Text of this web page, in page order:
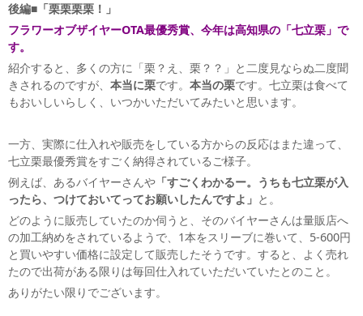
後編■「栗栗栗栗！」
フラワーオブザイヤーOTA最優秀賞、今年は高知県の「七立栗」で
す。
紹介すると、多くの方に「栗？え、栗？？」と二度見ならぬ二度聞
きされるのですが、 本当に栗です。 本当の栗です。七立栗は食べて
もおいしいらしく、いつかいただいてみたいと思います。
一方、実際に仕入れや販売をしている方からの反応はまた違って、
七立栗最優秀賞をすごく納得されているご様子。
例えば、あるバイヤーさんや 「すごくわかるー。うちも七立栗が入
ったら、つけておいてってお願いしたんですよ」 と。
どのように販売していたのか伺うと、そのバイヤーさんは量販店へ
の加工納めをされているようで、1本をスリーブに巻いて、5-600円
と買いやすい価格に設定して販売したそうです。すると、よく売れ
たので出荷がある限りは毎回仕入れていただいていたとのこと。
ありがたい限りでございます。